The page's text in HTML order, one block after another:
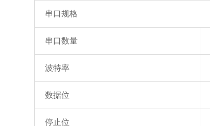
串口规格
串口数量
波特率
数据位
停止位